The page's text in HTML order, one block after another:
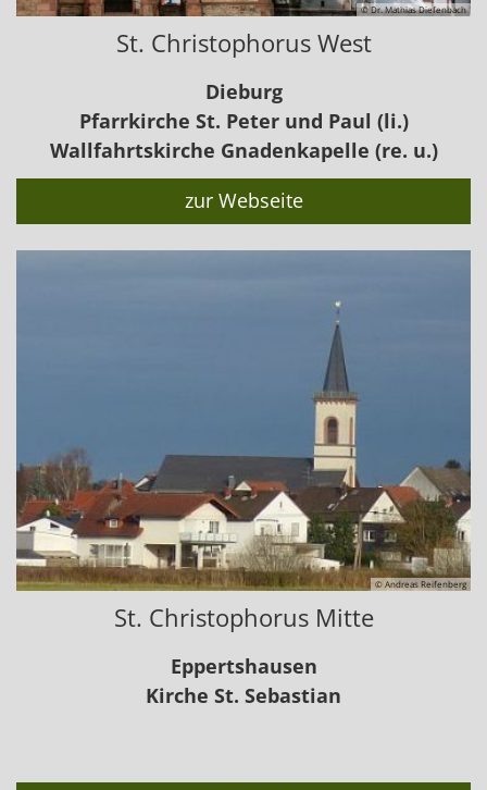
© Dr. Mathias Diefenbach
St. Christophorus West
Dieburg
Pfarrkirche St. Peter und Paul (li.)
Wallfahrtskirche Gnadenkapelle (re. u.)
zur Webseite
© Andreas Reifenberg
St. Christophorus Mitte
Eppertshausen
Kirche St. Sebastian